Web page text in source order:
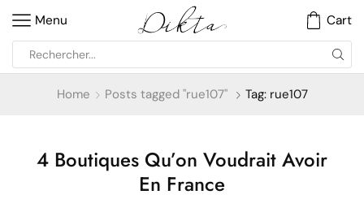
Menu Cart
Home Posts tagged "rue107" Tag: rue107
Inspirations
4 Boutiques Qu’on Voudrait Avoir
En France